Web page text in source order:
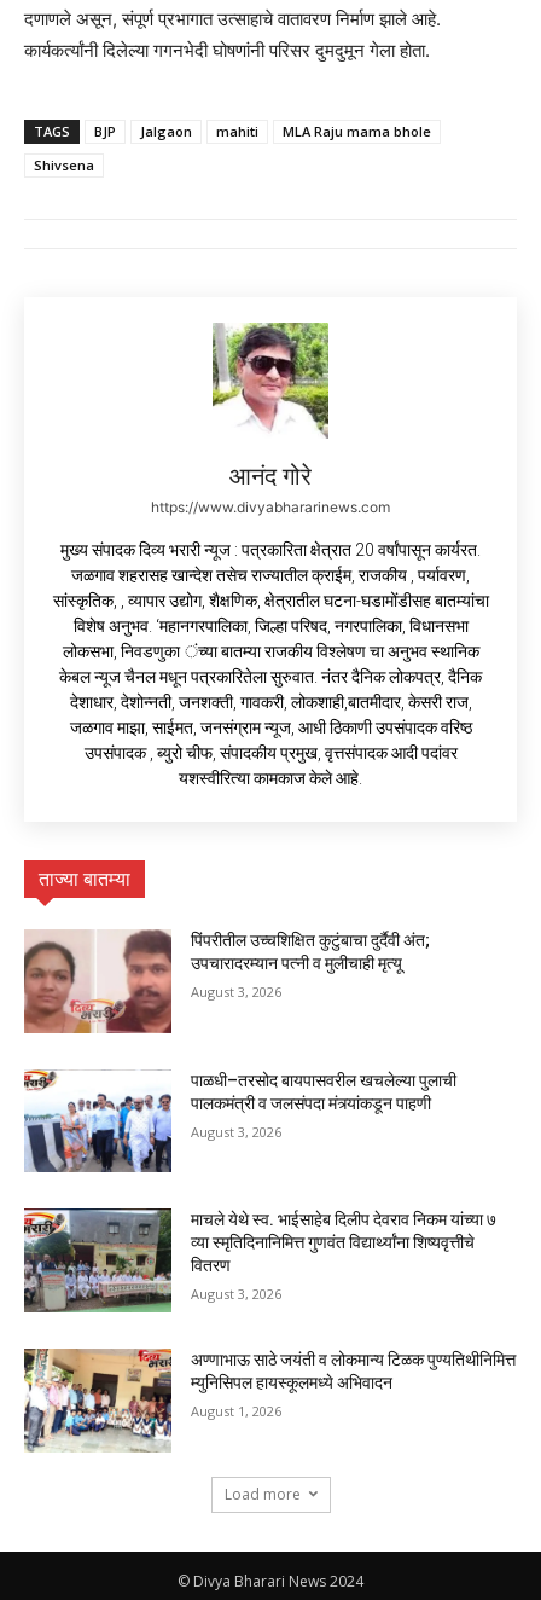
दणाणले असून, संपूर्ण प्रभागात उत्साहाचे वातावरण निर्माण झाले आहे.
कार्यकर्त्यांनी दिलेल्या गगनभेदी घोषणांनी परिसर दुमदुमून गेला होता.
TAGS BJP Jalgaon mahiti
MLA Raju mama bhole
Shivsena
आनंद गोरे
https://www.divyabhararinews.com
मुख्य संपादक दिव्य भरारी न्यूज : पत्रकारिता क्षेत्रात 20 वर्षांपासून कार्यरत.
जळगाव शहरासह खान्देश तसेच राज्यातील क्राईम, राजकीय , पर्यावरण,
सांस्कृतिक, , व्यापार उद्योग, शैक्षणिक, क्षेत्रातील घटना-घडामोंडीसह बातम्यांचा
विशेष अनुभव. ‘महानगरपालिका, जिल्हा परिषद, नगरपालिका, विधानसभा
लोकसभा, निवडणुका ंच्या बातम्या राजकीय विश्लेषण चा अनुभव स्थानिक
केबल न्यूज चैनल मधून पत्रकारितेला सुरुवात. नंतर दैनिक लोकपत्र, दैनिक
देशाधार, देशोन्नती, जनशक्ती, गावकरी, लोकशाही,बातमीदार, केसरी राज,
जळगाव माझा, साईमत, जनसंग्राम न्यूज, आधी ठिकाणी उपसंपादक वरिष्ठ
उपसंपादक , ब्युरो चीफ, संपादकीय प्रमुख, वृत्तसंपादक आदी पदांवर
यशस्वीरित्या कामकाज केले आहे.
ताज्या बातम्या
पिंपरीतील उच्चशिक्षित कुटुंबाचा दुर्दैवी अंत;
उपचारादरम्यान पत्नी व मुलीचाही मृत्यू
August 3, 2026
पाळधी–तरसोद बायपासवरील खचलेल्या पुलाची
पालकमंत्री व जलसंपदा मंत्र्यांकडून पाहणी
August 3, 2026
माचले येथे स्व. भाईसाहेब दिलीप देवराव निकम यांच्या ७
व्या स्मृतिदिनानिमित्त गुणवंत विद्यार्थ्यांना शिष्यवृत्तीचे
वितरण
August 3, 2026
अण्णाभाऊ साठे जयंती व लोकमान्य टिळक पुण्यतिथीनिमित्त
म्युनिसिपल हायस्कूलमध्ये अभिवादन
August 1, 2026
Load more
© Divya Bharari News 2024